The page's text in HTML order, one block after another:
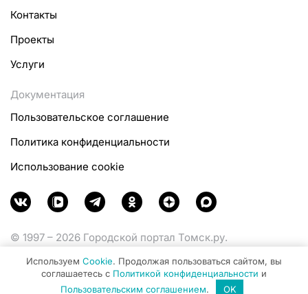
Контакты
Проекты
Услуги
Документация
Пользовательское соглашение
Политика конфиденциальности
Использование cookie
© 1997 – 2026 Городской портал Томск.ру.
Министерства цифрового развития, связи и массовых
коммуникаций Российской Федерации.
Используем Cookie. Продолжая пользоваться сайтом, вы
соглашаетесь с Политикой конфиденциальности и
Пользовательским соглашением. OK